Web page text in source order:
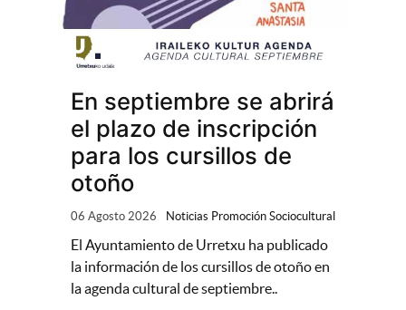
En septiembre se abrirá
el plazo de inscripción
para los cursillos de
otoño
06 Agosto 2026 Noticias Promoción Sociocultural
El Ayuntamiento de Urretxu ha publicado
la información de los cursillos de otoño en
la agenda cultural de septiembre..